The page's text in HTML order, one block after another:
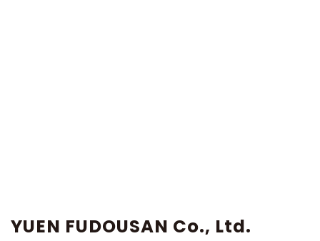
YUEN FUDOUSAN Co., Ltd.